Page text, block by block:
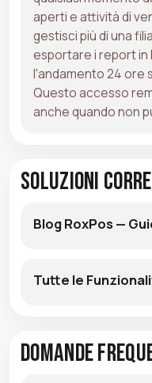
aperti e attività di
gestisci più di una
esportare i report in
l'andamento 24 ore
Questo accesso
anche quando non
Soluzioni
Blog RoxPos —
Tutte le
Domande